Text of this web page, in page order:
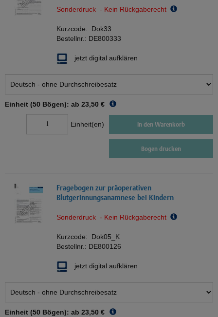
Sonderdruck - Kein Rückgaberecht
Kurzcode: Dok33
Bestellnr.: DE800333
jetzt digital aufklären
Einheit (50 Bögen): ab 23,50 €
Einheit(en) In den Warenkorb
Bogen drucken
Fragebogen zur präoperativen
Blutgerinnungsanamnese bei Kindern
Sonderdruck - Kein Rückgaberecht
Kurzcode: Dok05_K
Bestellnr.: DE800126
jetzt digital aufklären
Einheit (50 Bögen): ab 23,50 €